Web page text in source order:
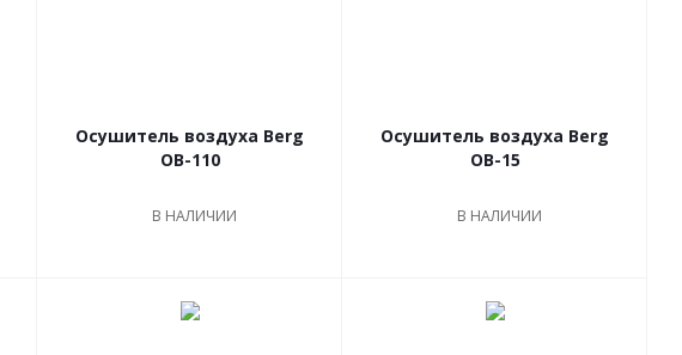
Осушитель воздуха Berg
OB-110
В НАЛИЧИИ
Осушитель воздуха Berg
OB-15
В НАЛИЧИИ